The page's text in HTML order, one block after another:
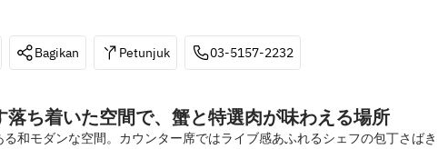
Bagikan Petunjuk 03-5157-2232
落ち着いた空間で、蟹と特選肉が味わえる場所
和モダンな空間。カウンター席ではライブ感あふれるシェフの包丁さばき